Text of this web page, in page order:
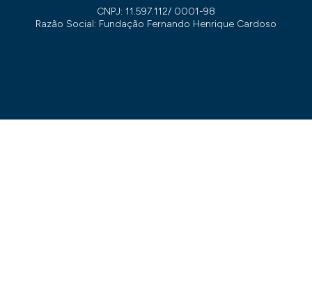
CNPJ: 11.597.112/ 0001-98
Razão Social: Fundação Fernando Henrique Cardoso